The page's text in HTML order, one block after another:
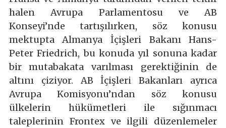
halen Avrupa Parlamentosu ve AB
Konseyi’nde tartışılırken, söz konusu
mektupta Almanya İçişleri Bakanı Hans-
Peter Friedrich, bu konuda yıl sonuna kadar
bir mutabakata varılması gerektiğinin de
altını çiziyor. AB İçişleri Bakanları ayrıca
Avrupa Komisyonu’ndan söz konusu
ülkelerin hükümetleri ile sığınmacı
taleplerinin Frontex ve ilgili düzenlemeler